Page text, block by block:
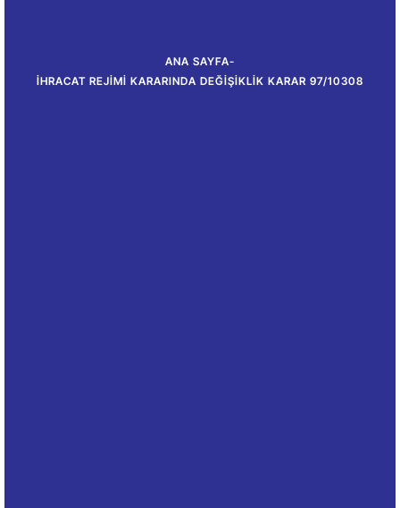
ANA SAYFA-
İHRACAT REJIMI KARARINDA DEĞIŞIKLIK KARAR 97/10308